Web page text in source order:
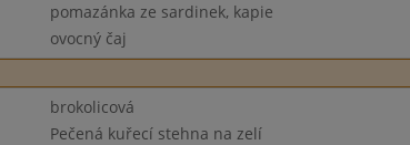
pomazánka ze sardinek, kapie
ovocný čaj
brokolicová
Pečená kuřecí stehna na zelí